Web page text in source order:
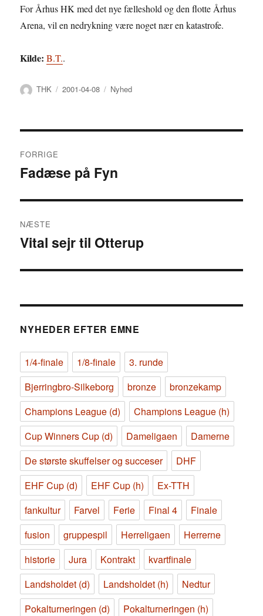
For Århus HK med det nye fælleshold og den flotte Århus
Arena, vil en nedrykning være noget nær en katastrofe.
Kilde: B.T..
Forfatter
THK Udgivet
2001-04-08 Kategorier
Nyhed
FORRIGE
Forrige
Fadæse på Fyn
NÆSTE
Næste
Vital sejr til Otterup
NYHEDER EFTER EMNE
1/4-finale 1/8-finale
3. runde
Bjerringbro-Silkeborg
bronze
bronzekamp
Champions League (d)
Champions League (h)
Cup Winners Cup (d)
Dameligaen
Damerne
De største skuffelser og succeser
DHF
EHF Cup (d)
EHF Cup (h)
Ex-TTH
fankultur
Farvel Ferie Final 4
Finale
fusion
gruppespil Herreligaen
Herrerne
historie
Jura Kontrakt
kvartfinale
Landsholdet (d)
Landsholdet (h)
Nedtur
Pokalturneringen (d)
Pokalturneringen (h)